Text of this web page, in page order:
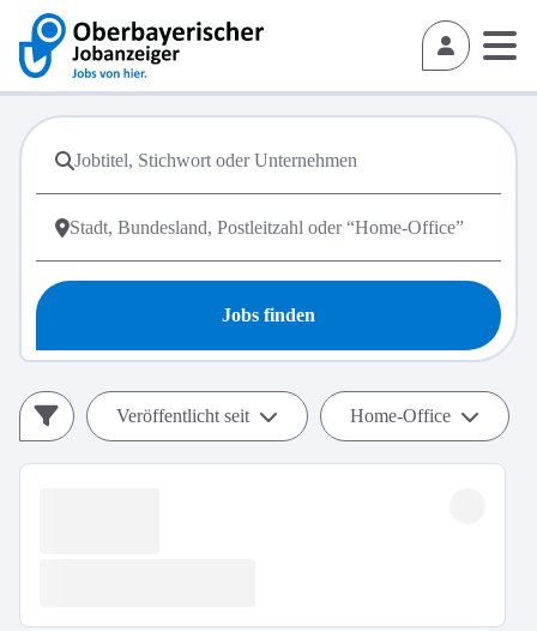
Jobs finden
Veröffentlicht seit Home-Office